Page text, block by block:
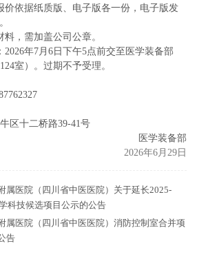
价依据纸质版、电子版各一份，电子版发
，需加盖公司公章。
年7月6日下午5点前交至医学装备部
室）。过期不予受理。
区十二桥路39-41号
医学装备部
2026年6月29日
属医院（四川省中医医院）关于延长2025-
科技候选项目公示的公告
属医院（四川省中医医院）消防控制室合并项
告